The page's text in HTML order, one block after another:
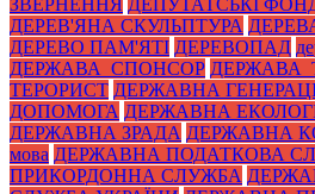
ДЕРЕВ'ЯНА СКУЛЬПТУРА
ДЕРЕВО ПАМ'ЯТІ ДЕРЕВОПАД
ДЕРЖАВА_СПОНСОР
ТЕРОРИСТ ДЕРЖАВНА
ДОПОМОГА ДЕРЖАВНА
ДЕРЖАВНА ЗРАДА ДЕРЖАВНА
мова ДЕРЖАВНА ПОДАТКОВА
ПРИКОРДОННА СЛУЖБА